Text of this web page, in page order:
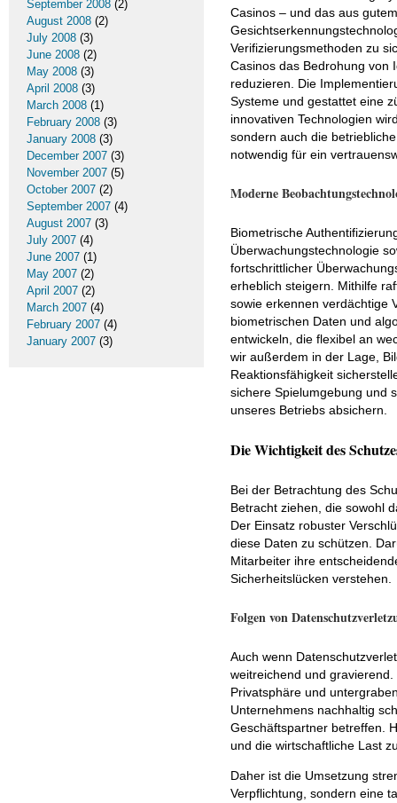
Casinos – und das aus
Verifizierungsmethoden zu
Casinos das Bedrohung von
reduzieren. Die
Systeme und gestattet eine
innovativen Technologien
sondern auch die
notwendig für ein
Moderne
Biometrische
Überwachungstechnologie
fortschrittlicher
erheblich steigern. Mithilfe
sowie erkennen verdächtige
biometrischen Daten und
entwickeln, die flexibel an
wir außerdem in der Lage,
Reaktionsfähigkeit
sichere Spielumgebung und
unseres Betriebs absichern.
Die Wichtigkeit des
Bei der Betrachtung des
Betracht ziehen, die sowohl
Der Einsatz robuster
diese Daten zu schützen.
Mitarbeiter ihre
Sicherheitslücken verstehen.
Folgen von
Auch wenn
weitreichend und
Privatsphäre und
Unternehmens nachhaltig
Geschäftspartner betreffen.
und die wirtschaftliche Last
Daher ist die Umsetzung
Verpflichtung, sondern eine
September 2008 (2)
August 2008 (2)
July 2008 (3)
June 2008 (2)
May 2008 (3)
April 2008 (3)
March 2008 (1)
February 2008 (3)
January 2008 (3)
December 2007 (3)
November 2007 (5)
October 2007 (2)
September 2007 (4)
August 2007 (3)
July 2007 (4)
June 2007 (1)
May 2007 (2)
April 2007 (2)
March 2007 (4)
February 2007 (4)
January 2007 (3)